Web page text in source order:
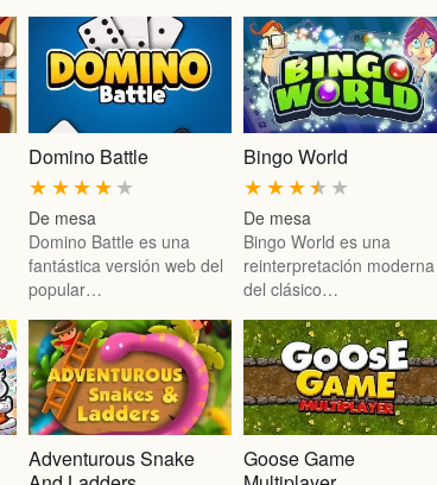
Domino Battle
★
★
★
★
★
De mesa
Domino Battle es una
fantástica versión web del
popular…
Bingo World
★
★
★
★
★
De mesa
Bingo World es una
reinterpretación moderna
del clásico…
Adventurous Snake
Goose Game